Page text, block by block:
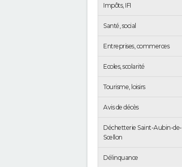
Impôts, IFI
Santé, social
Entreprises, commerces
Ecoles, scolarité
Tourisme, loisirs
Avis de décès
Déchetterie Saint-Aubin-de-
Scellon
Délinquance